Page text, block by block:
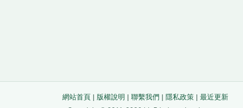
網站首頁 | 版權說明 | 聯繫我們 | 隱私政策 | 最近更新